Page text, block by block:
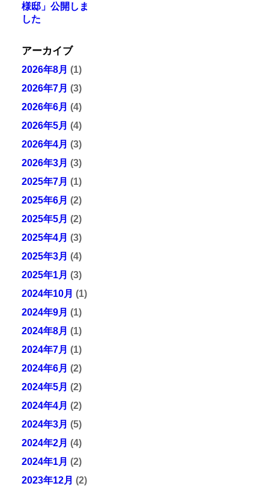
様邸」公開しま
した
アーカイブ
2026年8月 (1)
2026年7月 (3)
2026年6月 (4)
2026年5月 (4)
2026年4月 (3)
2026年3月 (3)
2025年7月 (1)
2025年6月 (2)
2025年5月 (2)
2025年4月 (3)
2025年3月 (4)
2025年1月 (3)
2024年10月 (1)
2024年9月 (1)
2024年8月 (1)
2024年7月 (1)
2024年6月 (2)
2024年5月 (2)
2024年4月 (2)
2024年3月 (5)
2024年2月 (4)
2024年1月 (2)
2023年12月 (2)